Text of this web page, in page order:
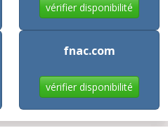
vérifier disponibilité
fnac.com
vérifier disponibilité